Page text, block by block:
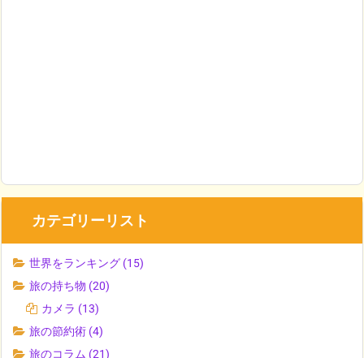
カテゴリーリスト
世界をランキング (15)
旅の持ち物 (20)
カメラ (13)
旅の節約術 (4)
旅のコラム (21)